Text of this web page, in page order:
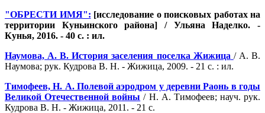
"ОБРЕСТИ ИМЯ": [исследование о поисковых работах на
территории Куньинского района] / Ульяна Наделко. -
Кунья, 2016. - 40 с. : ил.
Наумова, А. В. История заселения поселка Жижица / А. В.
Наумова; рук. Кудрова В. Н. - Жижица, 2009. - 21 с. : ил.
Тимофеев, Н. А. Полевой аэродром у деревни Раонь в годы
Великой Отечественной войны / Н. А. Тимофеев; науч. рук.
Кудрова В. Н. - Жижица, 2011. - 21 с.